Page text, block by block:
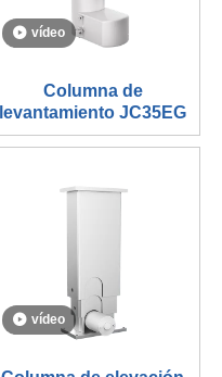
vídeo
Columna de
levantamiento JC35EG
vídeo